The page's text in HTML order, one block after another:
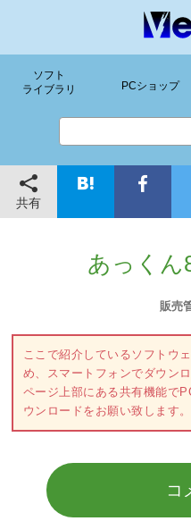
ソフト
ライブラリ
PCショップ
共有
あっくん
販売
ここで紹介しているソフトウ
め、スマートフォンでダウン
ページ上部にある共有機能で
ウンロードをお願い致します。
コ